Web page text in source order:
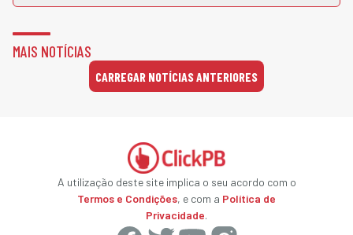
MAIS NOTÍCIAS
CARREGAR NOTÍCIAS ANTERIORES
A utilização deste site implica o seu acordo com o
Termos e Condições, e com a Política de
Privacidade.